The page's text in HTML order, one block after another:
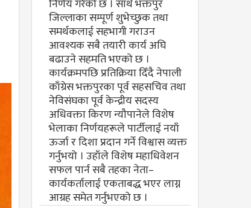
निर्णय गरेको छ । साथै भक्तपुर
जिल्लाका सम्पूर्ण शुभेच्छुक तथा
समर्थकलाई सहभागी गराउन
आवश्यक सबै तयारी कार्य अघि
बढाउने सहमति भएको छ ।
कार्यक्रमपछि प्रतिक्रिया दिँदै नेपाली
काँग्रेस भक्तपुरका पूर्व सहसचिव तथा
नेविसंघका पूर्व केन्द्रीय सदस्य
अधिवक्ता किरण न्यौपानेले विशेष
भेलाका निर्णयहरूले पार्टीलाई नयाँ
ऊर्जा र दिशा प्रदान गर्ने विश्वास व्यक्त
गर्नुभयो । उहाँले विशेष महाधिवेशन
सफल पार्न सबै तहका नेता–
कार्यकर्तालाई एकताबद्ध भएर लाग्न
आग्रह समेत गर्नुभएको छ ।